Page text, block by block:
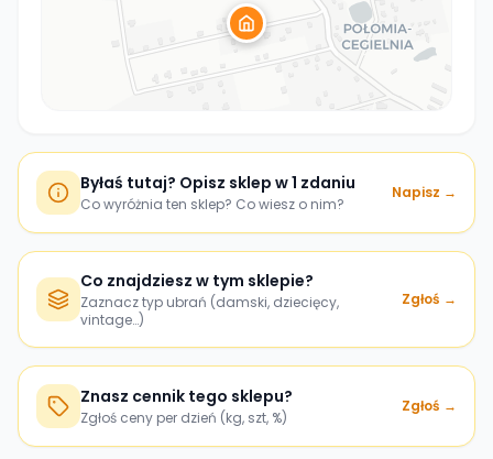
Byłaś tutaj? Opisz sklep w 1 zdaniu
Co wyróżnia ten sklep? Co wiesz o nim?
Napisz →
Co znajdziesz w tym sklepie?
Zaznacz typ ubrań (damski, dziecięcy,
vintage…)
Zgłoś →
Znasz cennik tego sklepu?
Zgłoś ceny per dzień (kg, szt, %)
Zgłoś →